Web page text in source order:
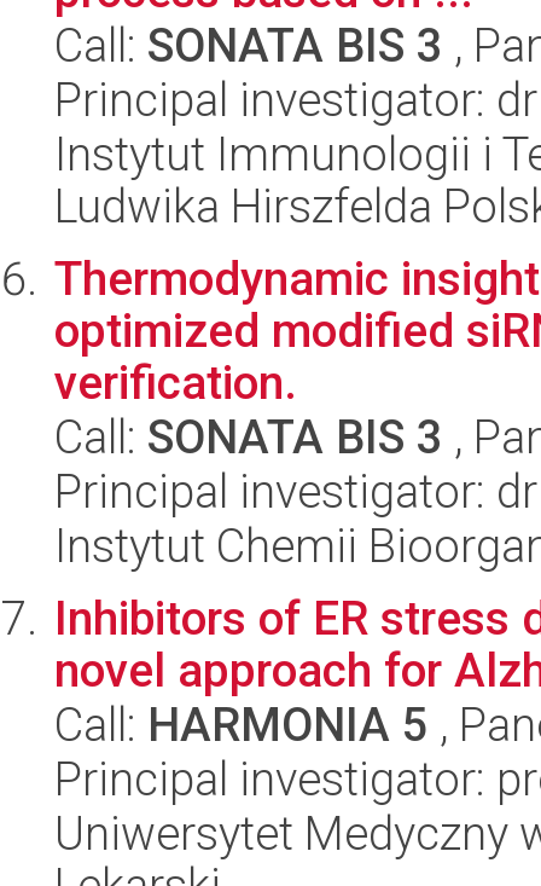
Call: SONATA BIS 3 ,
Principal investigator:
Instytut Immunologii i
Ludwika Hirszfelda
Thermodynamic
optimized modified
verification.
Call: SONATA BIS 3 ,
Principal investigator:
Instytut Chemii
Inhibitors of ER stress
novel approach for
Call: HARMONIA 5 ,
Principal investigator:
Uniwersytet Medyczny